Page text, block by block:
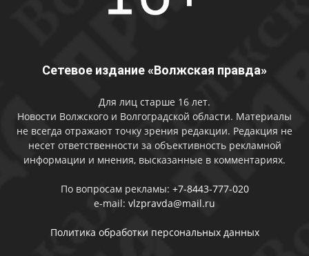
Сетевое издание «Волжская правда»
Для лиц старше 16 лет.
Новости Волжского и Волгоградской области. Материалы
не всегда отражают точку зрения редакции. Редакция не
несет ответственности за объективность рекламной
информации и мнения, высказанные в комментариях.
По вопросам рекламы: +7-8443-777-020
e-mail: vlzpravda@mail.ru
Политика обработки персональных данных